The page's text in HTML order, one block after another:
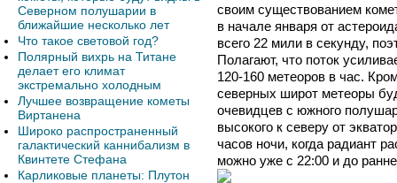
Северном полушарии в
ближайшие несколько лет
Что такое световой год?
Полярный вихрь на Титане
делает его климат
экстремально холодным
Лучшее возвращение кометы
Виртанена
Широко распространенный
галактический каннибализм в
Квинтете Стефана
Карликовые планеты: Плутон
своим существованием
в начале января от
всего 22 мили в секунду,
Полагают, что поток
120-160 метеоров в час.
северных широт метеоры
очевидцев с южного
высокого к северу от
часов ночи, когда радиант
можно уже с 22:00 и до